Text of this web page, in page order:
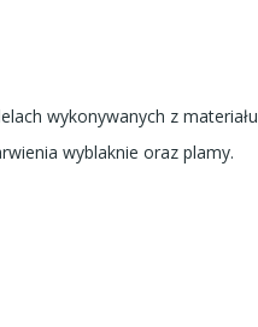
wykonywanych z materiału
wyblaknie oraz plamy.